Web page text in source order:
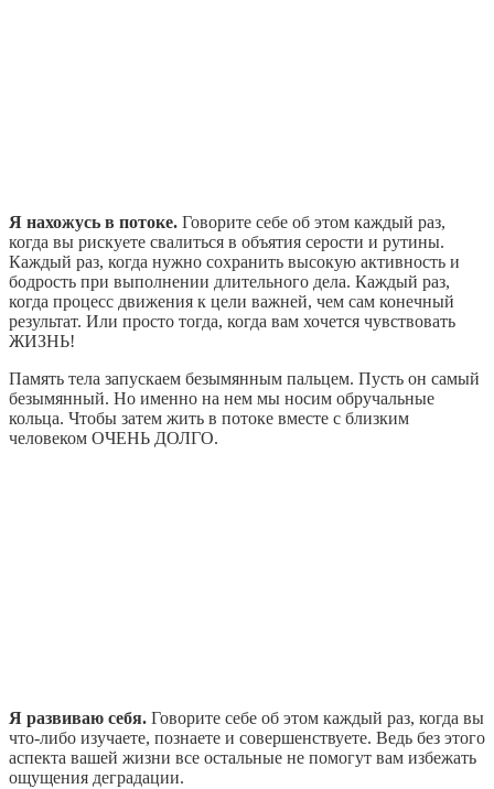
Я нахожусь в потоке. Говорите себе об этом каждый раз,
когда вы рискуете свалиться в объятия серости и рутины.
Каждый раз, когда нужно сохранить высокую активность и
бодрость при выполнении длительного дела. Каждый раз,
когда процесс движения к цели важней, чем сам конечный
результат. Или просто тогда, когда вам хочется чувствовать
ЖИЗНЬ!
Память тела запускаем безымянным пальцем. Пусть он самый
безымянный. Но именно на нем мы носим обручальные
кольца. Чтобы затем жить в потоке вместе с близким
человеком ОЧЕНЬ ДОЛГО.
Я развиваю себя. Говорите себе об этом каждый раз, когда вы
что-либо изучаете, познаете и совершенствуете. Ведь без этого
аспекта вашей жизни все остальные не помогут вам избежать
ощущения деградации.